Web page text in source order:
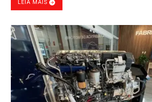
LEIA MAIS